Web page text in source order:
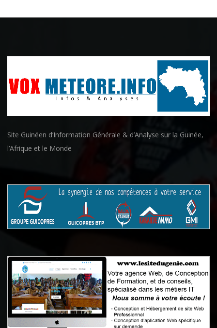
Site Guinéen d’Information Générale & d’Analyse sur la Guinée,
l’Afrique et le Monde